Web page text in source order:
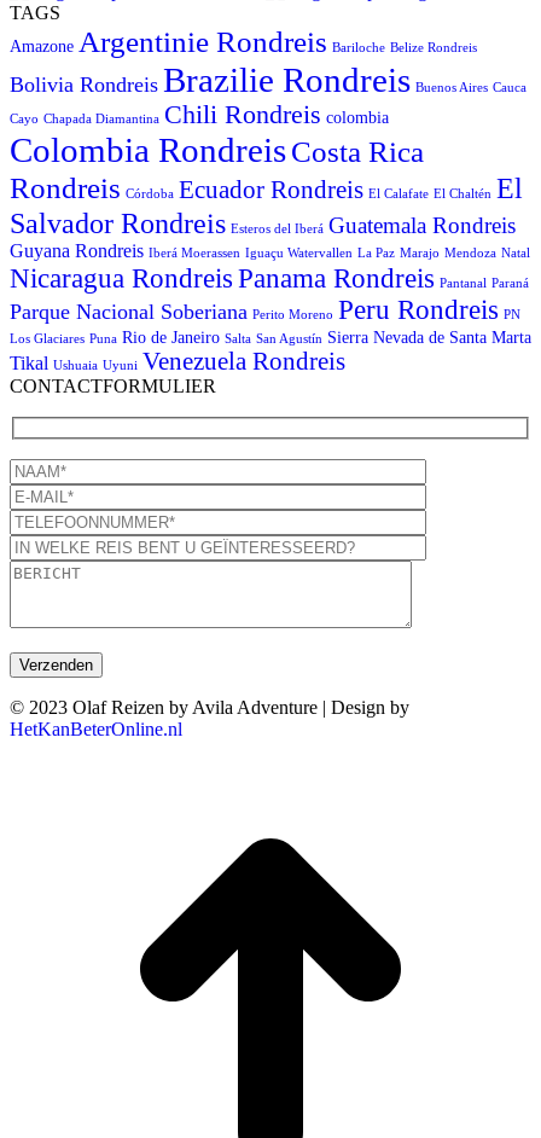
TAGS
Amazone Argentinie Rondreis Bariloche Belize Rondreis
Bolivia Rondreis Brazilie Rondreis Buenos Aires Cauca
Cayo Chapada Diamantina Chili Rondreis colombia
Colombia RondreisCosta Rica
Rondreis Córdoba Ecuador Rondreis El Calafate El Chaltén El
Salvador Rondreis Esteros del Iberá Guatemala Rondreis
Guyana Rondreis Iberá Moerassen Iguaçu Watervallen La Paz Marajo Mendoza Natal
Nicaragua Rondreis Panama Rondreis Pantanal Paraná
Parque Nacional Soberiana Perito Moreno Peru Rondreis PN
Los Glaciares Puna Rio de Janeiro Salta San Agustín Sierra Nevada de Santa Marta
Tikal Ushuaia Uyuni Venezuela Rondreis
CONTACTFORMULIER
© 2023 Olaf Reizen by Avila Adventure | Design by
HetKanBeterOnline.nl